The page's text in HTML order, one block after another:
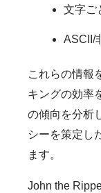
文字ご
ASCII/
これらの情報
キングの効率
の傾向を分析
シーを策定し
ます。
John the